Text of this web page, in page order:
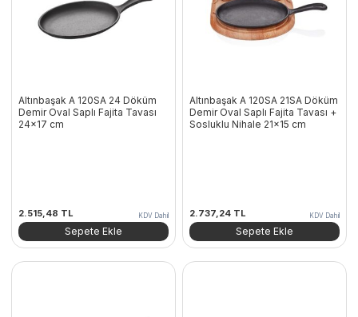
Altınbaşak A 120SA 24 Döküm
Demir Oval Saplı Fajita Tavası
24×17 cm
2.515,48 TL KDV Dahil
Sepete Ekle
Altınbaşak A 120SA 21SA Döküm
Demir Oval Saplı Fajita Tavası +
Sosluklu Nihale 21×15 cm
2.737,24 TL KDV Dahil
Sepete Ekle